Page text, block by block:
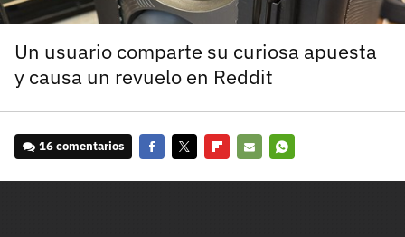
Un usuario comparte su curiosa apuesta
y causa un revuelo en Reddit
16 comentarios
Recupera tu acceso con Facebook
¿Ya tienes cuenta?